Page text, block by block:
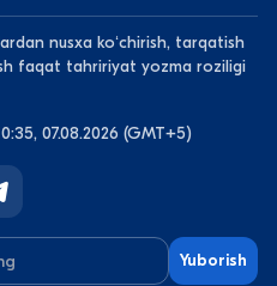
nusxa koʻchirish, tarqatish
faqat tahririyat yozma roziligi
07.08.2026 (GMT+5)
Yuborish